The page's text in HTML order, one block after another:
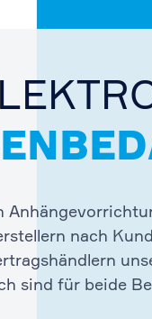
nach
sind für beide